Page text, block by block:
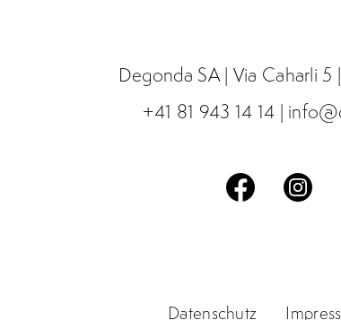
Degonda SA | Via Caharli 5
+41 81 943 14 14 |
Datenschutz